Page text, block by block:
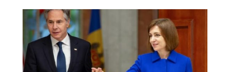
Pikëpamje
Art Jete
Kulturë